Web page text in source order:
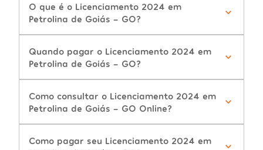
O que é o Licenciamento 2024 em
Petrolina de Goiás - GO?
Quando pagar o Licenciamento 2024 em
Petrolina de Goiás - GO?
Como consultar o Licenciamento 2024 em
Petrolina de Goiás - GO Online?
Como pagar seu Licenciamento 2024 em